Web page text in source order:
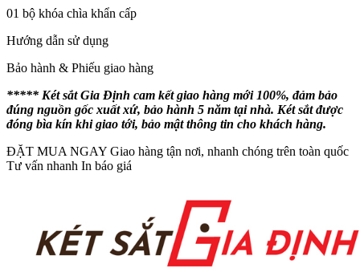
01 bộ khóa chìa khẩn cấp
Hướng dẫn sử dụng
Bảo hành & Phiếu giao hàng
***** Két sắt Gia Định cam kết giao hàng mới 100%, đảm bảo
đúng nguồn gốc xuất xứ, bảo hành 5 năm tại nhà. Két sắt được
đóng bìa kín khi giao tới, bảo mật thông tin cho khách hàng.
ĐẶT MUA NGAY Giao hàng tận nơi, nhanh chóng trên toàn quốc
Tư vấn nhanh In báo giá